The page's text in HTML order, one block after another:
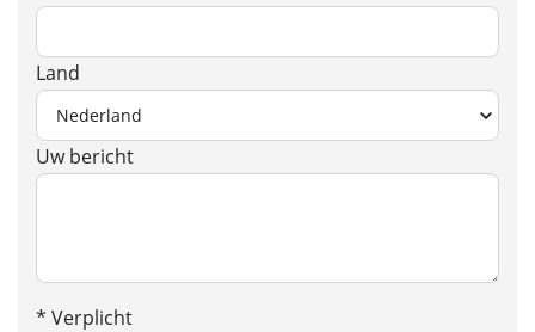
Land
Uw bericht
* Verplicht